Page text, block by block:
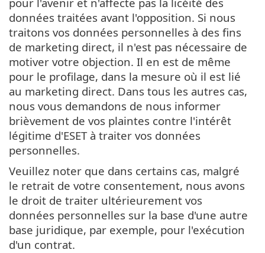
données traitées avant l'opposition. Si nous
traitons vos données personnelles à des fins
de marketing direct, il n'est pas nécessaire de
motiver votre objection. Il en est de même
pour le profilage, dans la mesure où il est lié
au marketing direct. Dans tous les autres cas,
nous vous demandons de nous informer
brièvement de vos plaintes contre l'intérêt
légitime d'ESET à traiter vos données
personnelles.
Veuillez noter que dans certains cas, malgré
le retrait de votre consentement, nous avons
le droit de traiter ultérieurement vos
données personnelles sur la base d'une autre
base juridique, par exemple, pour l'exécution
d'un contrat.